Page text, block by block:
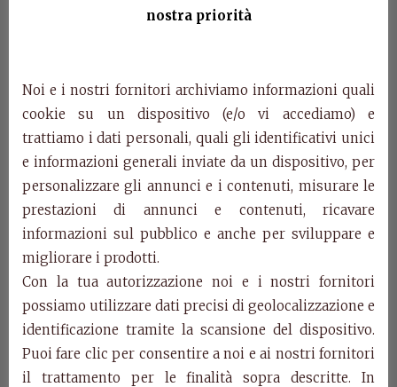
VETRINA 3 ANTE
cm. L. 154 – P. 54 – H. 200
Art. 5415
CREDENZA 4 ANTE
cm. L. 197 – P. 50 – H. 100
Art. 5418
SEDIA C/STOFFA
cm. L. 49 – P. 54 – H. 100
Art. 5419
CAPOTAVOLA C/ STOFFA
cm. L. 60 – P. 54 – H. 100
nostra priorità
Noi e i nostri fornitori archiviamo informazioni quali
cookie su un dispositivo (e/o vi accediamo) e
trattiamo i dati personali, quali gli identificativi unici
e informazioni generali inviate da un dispositivo, per
personalizzare gli annunci e i contenuti, misurare le
prestazioni di annunci e contenuti, ricavare
informazioni sul pubblico e anche per sviluppare e
migliorare i prodotti.
Con la tua autorizzazione noi e i nostri fornitori
possiamo utilizzare dati precisi di geolocalizzazione e
identificazione tramite la scansione del dispositivo.
Puoi fare clic per consentire a noi e ai nostri fornitori
il trattamento per le finalità sopra descritte. In